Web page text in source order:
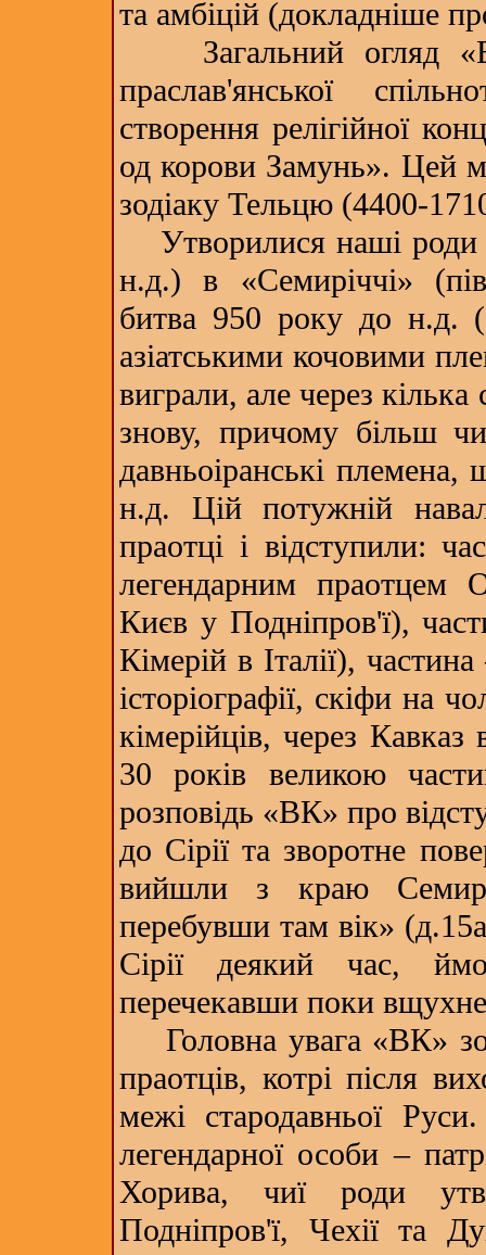
та амбіцій (докладніше
Загальний огляд
праслав'янської
створення релігійної
од корови Замунь». Цей
зодіаку Тельцю (4400-
Утворилися наші роди
н.д.) в «Семиріччі»
битва 950 року до н.д.
азіатськими кочовими
виграли, але через кілька
знову, причому більш
давньоіранські племена,
н.д. Цій потужній
праотці і відступили:
легендарним праотцем
Києв у Подніпров'ї),
Кімерій в Італії),
історіографії, скіфи на
кімерійців, через
30 років великою
розповідь «ВК» про
до Сірії та зворотне
вийшли з краю
перебувши там вік»
Сірії деякий час,
перечекавши поки вщухне
Головна увага «ВК»
праотців, котрі після
межі стародавньої
легендарної особи –
Хорива, чиї роди
Подніпров'ї, Чехії та